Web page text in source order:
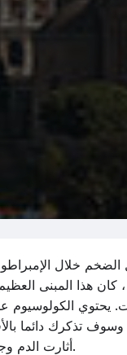
خلال
، كان هذا المبنى
المكان ، وسوف تذكرك
أثارت الدم وجلبت المتعة لآلاف الرومان.